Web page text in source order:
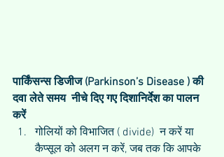
पार्किंसन्स डिजीज (Parkinson’s Disease ) की
दवा लेते समय  नीचे दिए गए दिशानिर्देश का पालन
करें
गोलियों को विभाजित ( divide)  न करें या
कैप्सूल को अलग न करें, जब तक कि आपके